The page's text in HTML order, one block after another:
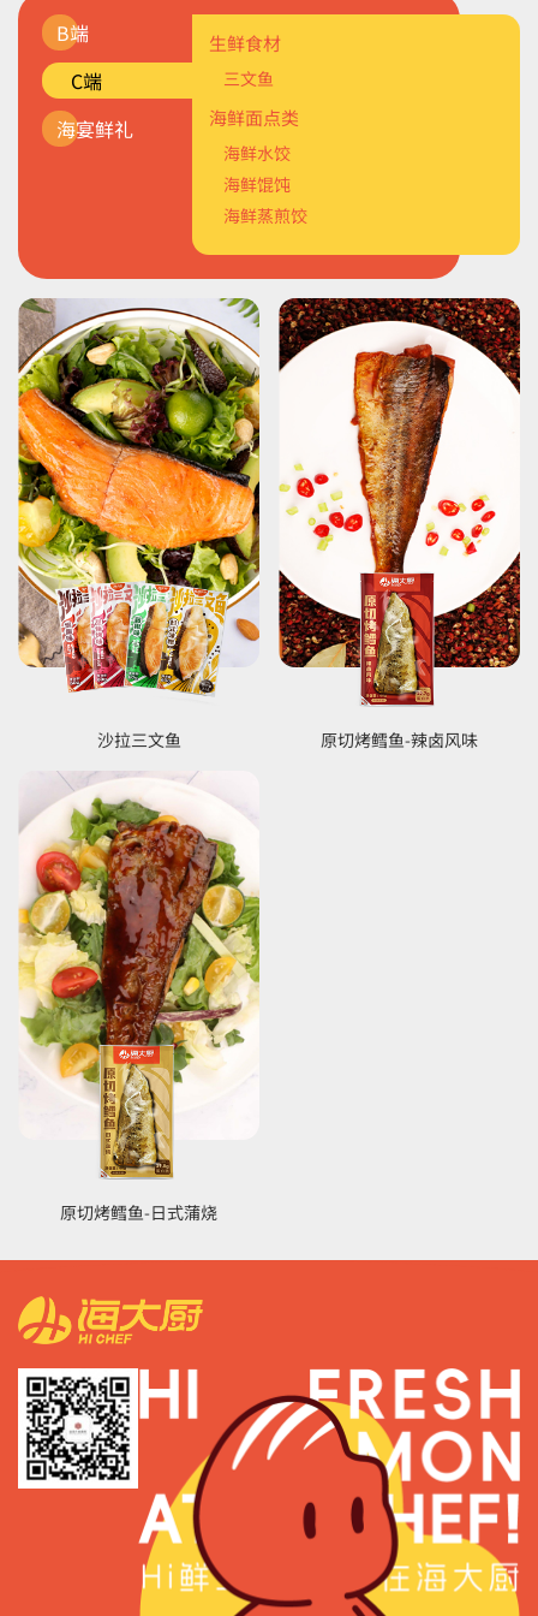
B端
油炸裹粉类
海鲜调理类
海鲜面点类
海鲜馅料类
烟熏类
C端
生鲜食材
三文鱼
海鲜面点类
海鲜水饺
海鲜馄饨
海鲜蒸煎饺
轻烹类
调理类
轻食类
烟熏类
海宴鲜礼
经典套系
海珍品系列
主题系列
食材系列
沙拉三文鱼 原切烤鳕鱼-辣卤风味
原切烤鳕鱼-日式蒲烧